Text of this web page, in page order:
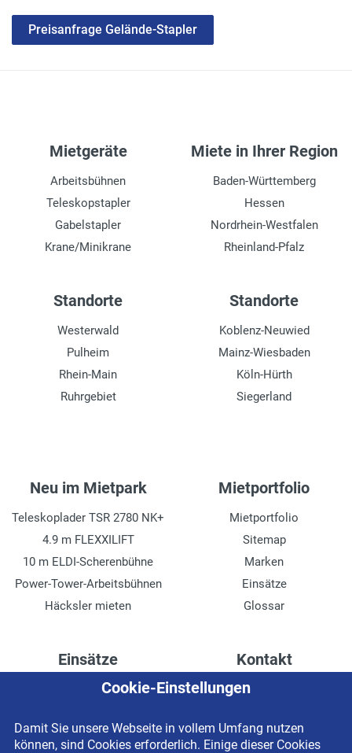
ja
max. verfahrbare Last
Getriebe
Kabinenart
geschlossen
4.53 m
73,5 l, Diesel
125 bar
Preisanfrage Gelände-Stapler
Mietgeräte
Arbeitsbühnen
Teleskopstapler
Gabelstapler
Krane/Minikrane
Miete in Ihrer Region
Baden-Württemberg
Hessen
Nordrhein-Westfalen
Rheinland-Pfalz
Standorte
Westerwald
Pulheim
Rhein-Main
Ruhrgebiet
Standorte
Koblenz-Neuwied
Mainz-Wiesbaden
Köln-Hürth
Siegerland
Neu im Mietpark
Teleskoplader TSR 2780 NK+
4.9 m FLEXXILIFT
10 m ELDI-Scherenbühne
Power-Tower-Arbeitsbühnen
Häcksler mieten
Mietportfolio
Mietportfolio
Sitemap
Marken
Einsätze
Glossar
Einsätze
Höhenzugang für
Drainage verlegen
Kontakt
Kontaktformular
Impressum
Cookie-Einstellungen
Damit Sie unsere Webseite in vollem Umfang nutzen
können, sind Cookies erforderlich. Einige dieser Cookies